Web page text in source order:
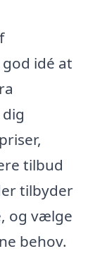
idé at
tilbud
tilbyder
og vælge
behov.